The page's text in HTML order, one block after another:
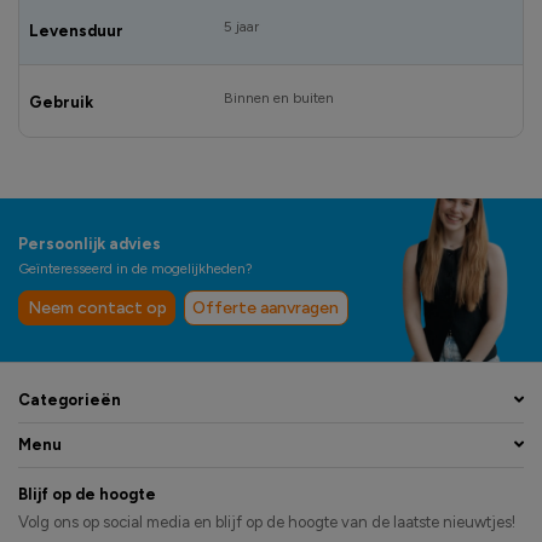
Levensduur 5 jaar
Gebruik Binnen en buiten
Persoonlijk advies
Geïnteresseerd in de mogelijkheden?
Neem contact op Offerte aanvragen
Categorieën
Menu
Blijf op de hoogte
Volg ons op social media en blijf op de hoogte van de laatste nieuwtjes!